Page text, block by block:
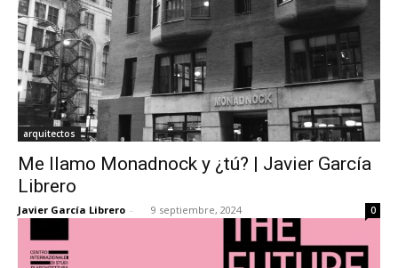
arquitectos
Me llamo Monadnock y ¿tú? | Javier García
Librero
Javier García Librero - 9 septiembre, 2024 0